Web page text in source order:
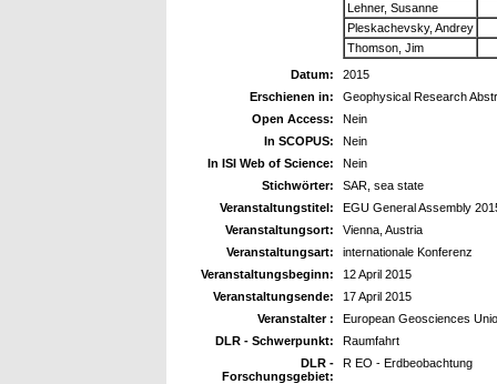
Lehner, Susanne
Pleskachevsky, Andrey
Thomson, Jim
Datum:
2015
Erschienen in:
Geophysical Research
Open Access:
Nein
In SCOPUS:
Nein
In ISI Web of Science:
Nein
Stichwörter:
SAR, sea state
Veranstaltungstitel:
EGU General Assembly
Veranstaltungsort:
Vienna, Austria
Veranstaltungsart:
internationale Konferenz
Veranstaltungsbeginn:
12 April 2015
Veranstaltungsende:
17 April 2015
Veranstalter :
European Geosciences
DLR - Schwerpunkt:
Raumfahrt
DLR -
Forschungsgebiet:
R EO - Erdbeobachtung